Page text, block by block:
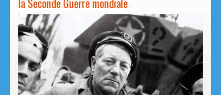
Jean Gabin, simple soldat de la 2e DB pendant
la Seconde Guerre mondiale